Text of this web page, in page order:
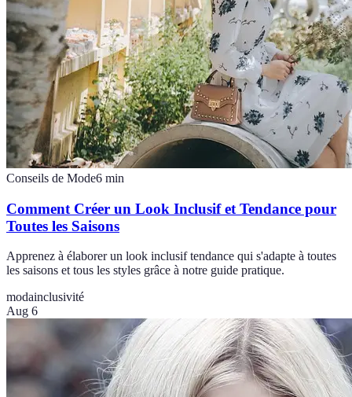
Conseils de Mode6 min
Comment Créer un Look Inclusif et Tendance pour
Toutes les Saisons
Apprenez à élaborer un look inclusif tendance qui s'adapte à toutes
les saisons et tous les styles grâce à notre guide pratique.
modainclusivité
Aug 6